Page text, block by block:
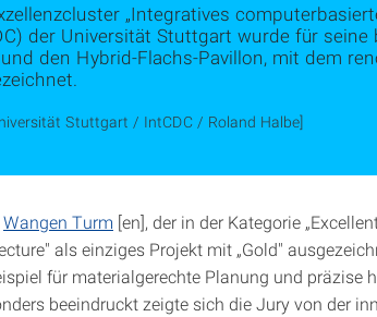
„Integratives
der Universität Stuttgart wurde für
den Hybrid-Flachs-Pavillon, mit dem
Stuttgart / IntCDC / Roland Halbe]
Wangen Turm [en], der in der Kategorie
als einziges Projekt mit „Gold"
für materialgerechte Planung und präzise
beeindruckt zeigte sich die Jury von der